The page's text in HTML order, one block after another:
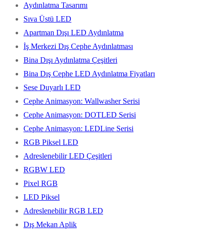
Aydınlatma Tasarımı
Sıva Üstü LED
Apartman Dışı LED Aydınlatma
İş Merkezi Dış Cephe Aydınlatması
Bina Dışı Aydınlatma Çeşitleri
Bina Dış Cephe LED Aydınlatma Fiyatları
Sese Duyarlı LED
Cephe Animasyon: Wallwasher Serisi
Cephe Animasyon: DOTLED Serisi
Cephe Animasyon: LEDLine Serisi
RGB Piksel LED
Adreslenebilir LED Çeşitleri
RGBW LED
Pixel RGB
LED Piksel
Adreslenebilir RGB LED
Dış Mekan Aplik